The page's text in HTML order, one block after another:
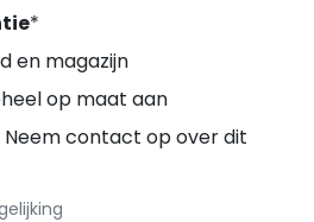
*
en magazijn
op maat aan
Neem contact op over dit